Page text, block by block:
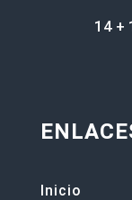
14 +
Inicio